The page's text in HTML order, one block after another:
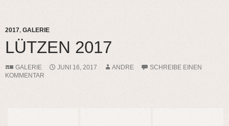
2017, GALERIE
LÜTZEN 2017
GALERIE JUNI 16, 2017 ANDRE
SCHREIBE EINEN
KOMMENTAR